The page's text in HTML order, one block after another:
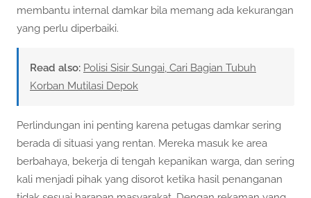
membantu internal damkar bila memang ada kekurangan
yang perlu diperbaiki.
Read also: Polisi Sisir Sungai, Cari Bagian Tubuh
Korban Mutilasi Depok
Perlindungan ini penting karena petugas damkar sering
berada di situasi yang rentan. Mereka masuk ke area
berbahaya, bekerja di tengah kepanikan warga, dan sering
kali menjadi pihak yang disorot ketika hasil penanganan